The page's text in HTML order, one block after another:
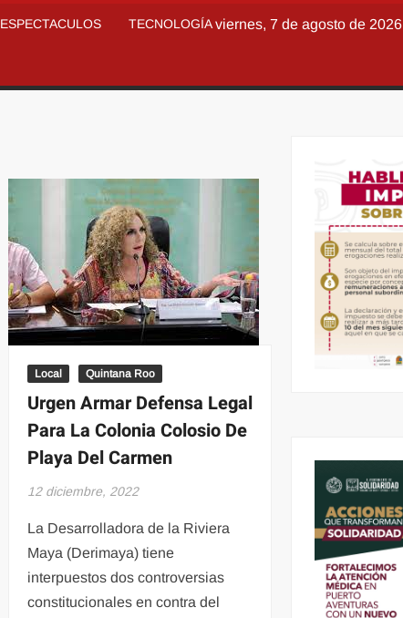
ESPECTACULOS TECNOLOGÍA viernes, 7 de agosto de 2026
Local Quintana Roo
Urgen Armar Defensa Legal
Para La Colonia Colosio De
Playa Del Carmen
12 diciembre, 2022
La Desarrolladora de la Riviera
Maya (Derimaya) tiene
interpuestos dos controversias
constitucionales en contra del